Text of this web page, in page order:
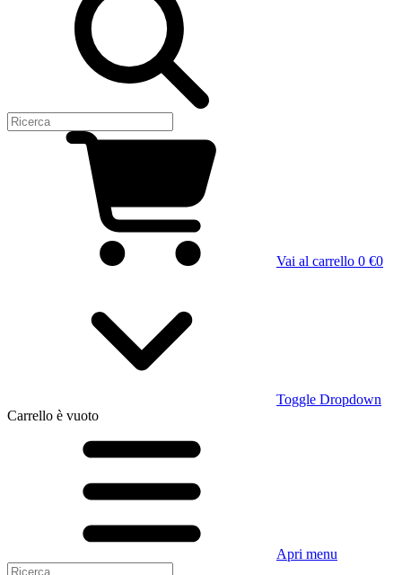
Vai al carrello 0 €0
Toggle Dropdown
Carrello è vuoto
Apri menu